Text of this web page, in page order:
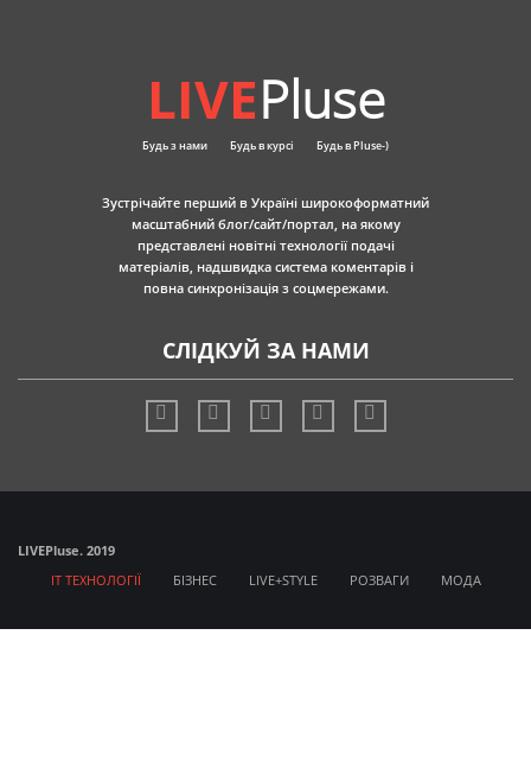
LIVEPluse
Будь з нами Будь в курсі Будь в Pluse-)
Зустрічайте перший в Україні широкоформатний
масштабний блог/сайт/портал, на якому
представлені новітні технології подачі
матеріалів, надшвидка система коментарів і
повна синхронізація з соцмережами.
СЛІДКУЙ ЗА НАМИ
LIVEPluse. 2019
IT ТЕХНОЛОГІЇ
БІЗНЕС LIVE+STYLE РОЗВАГИ МОДА